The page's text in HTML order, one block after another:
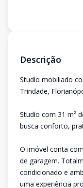
Descrição
Studio mobiliado
Trindade,
Studio com 31 m²
busca conforto,
O imóvel conta
de garagem.
condicionado e
uma experiência